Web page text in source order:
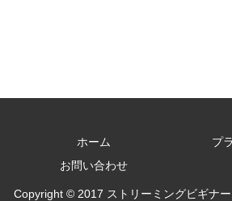
ホーム
プ
お問い合わせ
Copyright © 2017 ストリーミングビギナ